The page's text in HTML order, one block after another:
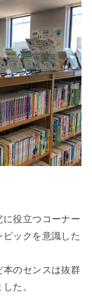
役立つコーナー
ックを意識した
のセンスは抜群
た。